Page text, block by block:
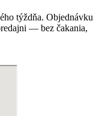
týždňa. Objednávku
— bez čakania,